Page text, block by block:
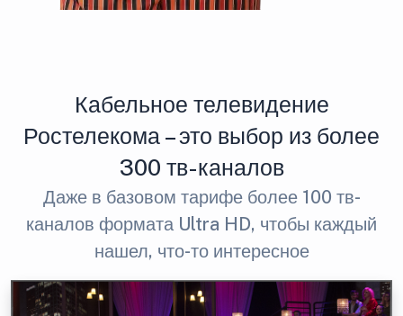
Кабельное телевидение
Ростелекома – это выбор из более
300 тв-каналов
Даже в базовом тарифе более 100 тв-
каналов формата Ultra HD, чтобы каждый
нашел, что-то интересное